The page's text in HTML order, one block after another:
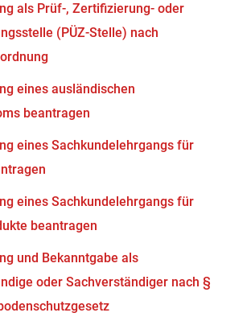
als Prüf-, Zertifizierung- oder
(PÜZ-Stelle) nach
eines ausländischen
beantragen
eines Sachkundelehrgangs für
eines Sachkundelehrgangs für
beantragen
und Bekanntgabe als
oder Sachverständiger nach §